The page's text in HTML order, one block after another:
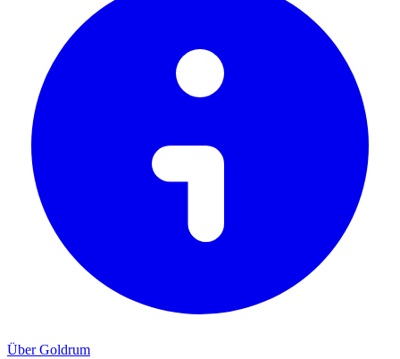
Über Goldrum